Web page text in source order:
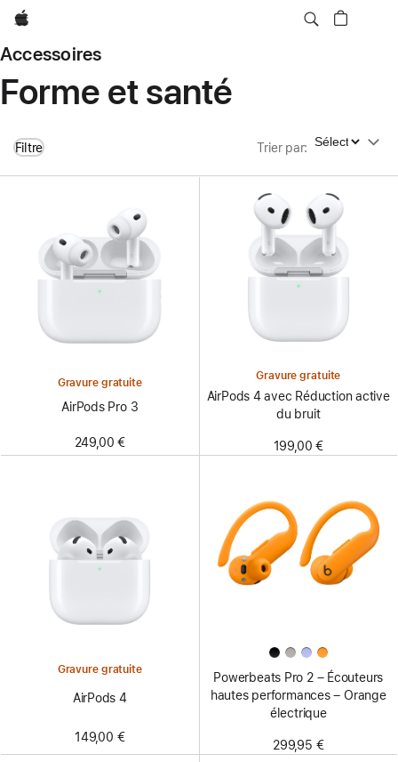
Apple
Accessoires
Forme et santé
Filtre Trier par: Trier par
Gravure gratuite
AirPods Pro 3
249,00 €
Gravure gratuite
AirPods 4 avec Réduction active
du bruit
199,00 €
Gravure gratuite
AirPods 4
149,00 €
Powerbeats Pro 2 – Écouteurs
hautes performances – Orange
électrique
299,95 €